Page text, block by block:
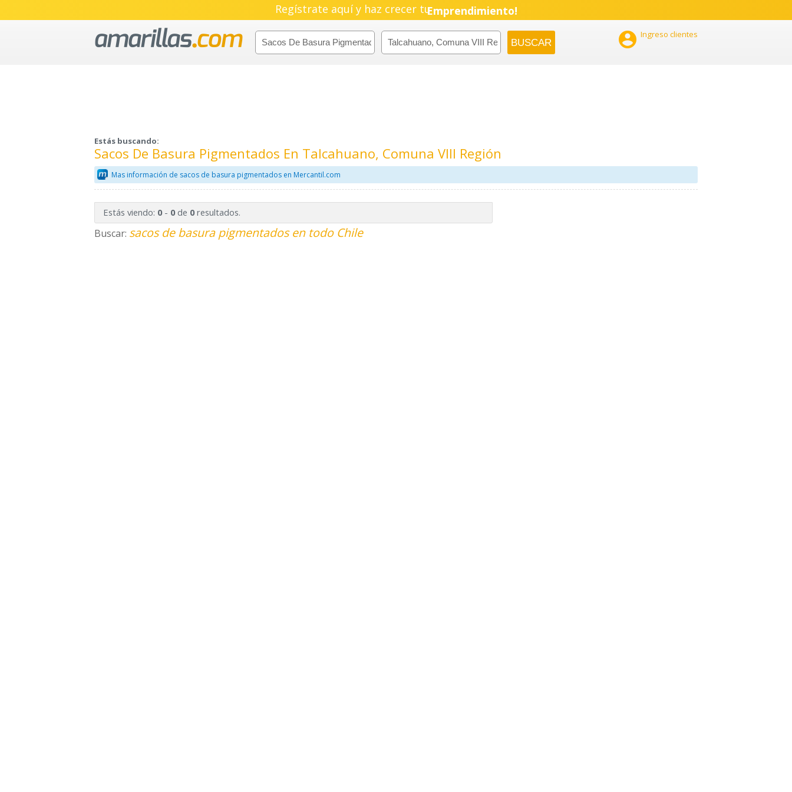
Regístrate aquí y haz crecer tuPyme!
Emprendimiento!
 Ingreso clientes
Estás buscando:
Sacos De Basura Pigmentados En Talcahuano, Comuna VIII Región
Mas información de sacos de basura pigmentados en Mercantil.com
Estás viendo: 0- 0de 0resultados.
Buscar: sacos de basura pigmentados en todo Chile